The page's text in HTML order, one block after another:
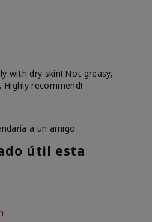
with dry skin! Not greasy,
recommend!
a un amigo
útil esta